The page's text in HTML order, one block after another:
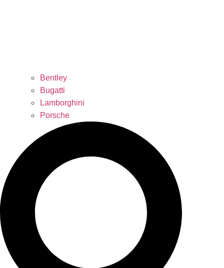
Bentley
Bugatti
Lamborghini
Porsche